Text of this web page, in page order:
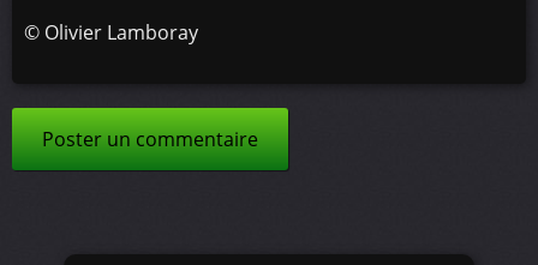
© Olivier Lamboray
Poster un commentaire